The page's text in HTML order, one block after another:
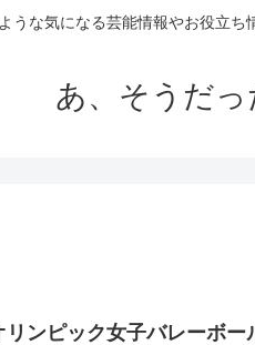
うな気になる芸能情報やお役立ち
あ、そうだっ
リンピック女子バレーボ